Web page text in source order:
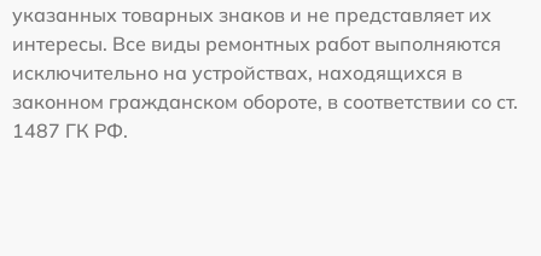
указанных товарных знаков и не представляет их
интересы. Все виды ремонтных работ выполняются
исключительно на устройствах, находящихся в
законном гражданском обороте, в соответствии со ст.
1487 ГК РФ.